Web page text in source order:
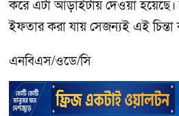
করে এটা আড়াইটায় দেওয়া হয়েছে।
ইফতার করা যায় সেজন্যই এই চিন্তা
এনবিএস/ওডে/সি